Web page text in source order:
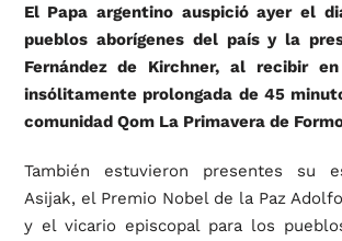
El Papa argentino auspició ayer el
pueblos aborígenes del país y la
Fernández de Kirchner, al recibir
insólitamente prolongada de 45
comunidad Qom La Primavera de
También estuvieron presentes su
Asijak, el Premio Nobel de la Paz
y el vicario episcopal para los